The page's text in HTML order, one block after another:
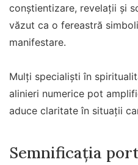
conștientizare, revelații și
văzut ca o fereastră
manifestare.
Mulți specialiști în
alinieri numerice pot
aduce claritate în situații
Semnificația